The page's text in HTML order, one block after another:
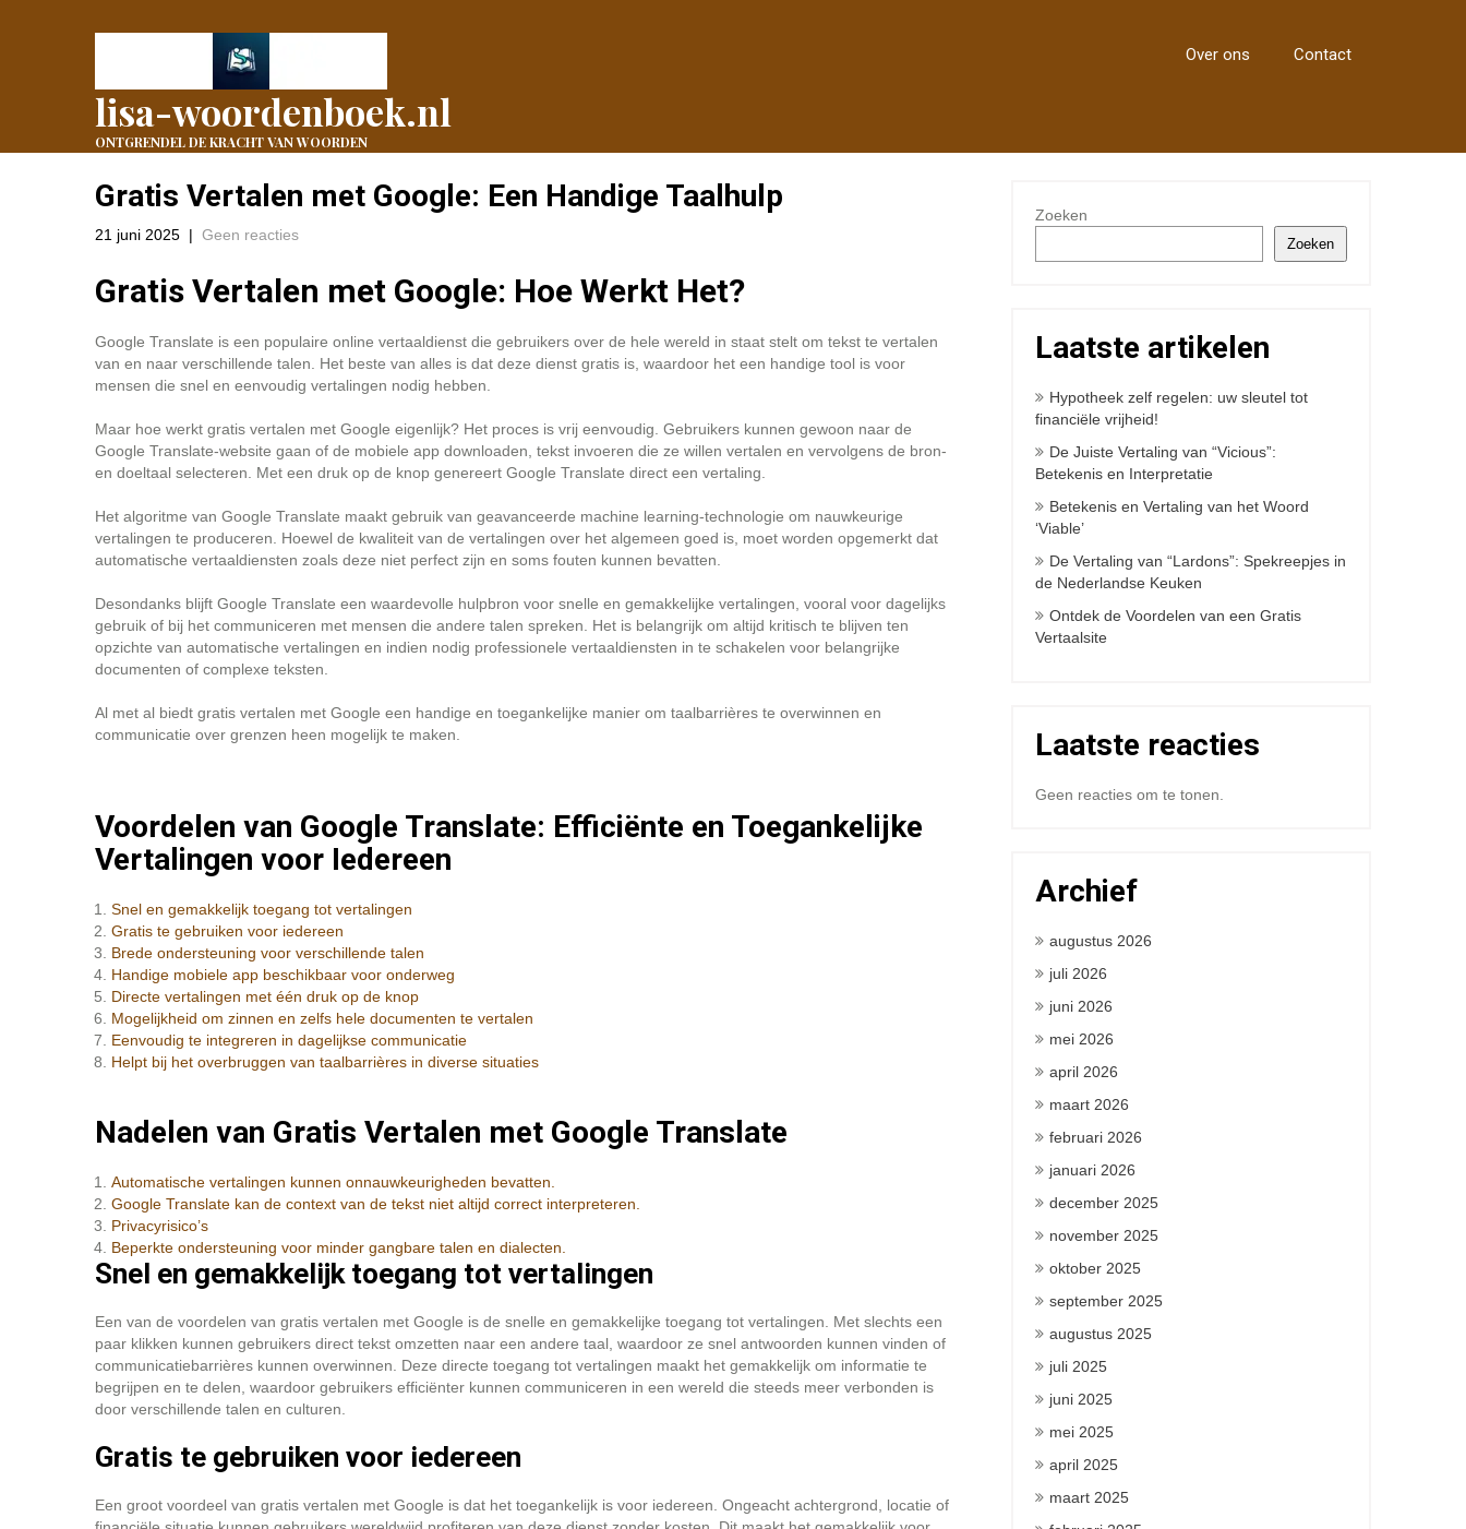
lisa-woordenboek.nl
ONTGRENDEL DE KRACHT VAN WOORDEN
Over ons Contact
Gratis Vertalen met Google: Een Handige Taalhulp
21 juni 2025 | Geen reacties
Gratis Vertalen met Google: Hoe Werkt Het?
Google Translate is een populaire online vertaaldienst die gebruikers over de hele wereld in staat stelt om tekst te vertalen
van en naar verschillende talen. Het beste van alles is dat deze dienst gratis is, waardoor het een handige tool is voor
mensen die snel en eenvoudig vertalingen nodig hebben.
Maar hoe werkt gratis vertalen met Google eigenlijk? Het proces is vrij eenvoudig. Gebruikers kunnen gewoon naar de
Google Translate-website gaan of de mobiele app downloaden, tekst invoeren die ze willen vertalen en vervolgens de bron-
en doeltaal selecteren. Met een druk op de knop genereert Google Translate direct een vertaling.
Het algoritme van Google Translate maakt gebruik van geavanceerde machine learning-technologie om nauwkeurige
vertalingen te produceren. Hoewel de kwaliteit van de vertalingen over het algemeen goed is, moet worden opgemerkt dat
automatische vertaaldiensten zoals deze niet perfect zijn en soms fouten kunnen bevatten.
Desondanks blijft Google Translate een waardevolle hulpbron voor snelle en gemakkelijke vertalingen, vooral voor dagelijks
gebruik of bij het communiceren met mensen die andere talen spreken. Het is belangrijk om altijd kritisch te blijven ten
opzichte van automatische vertalingen en indien nodig professionele vertaaldiensten in te schakelen voor belangrijke
documenten of complexe teksten.
Al met al biedt gratis vertalen met Google een handige en toegankelijke manier om taalbarrières te overwinnen en
communicatie over grenzen heen mogelijk te maken.
Voordelen van Google Translate: Efficiënte en Toegankelijke
Vertalingen voor Iedereen
Snel en gemakkelijk toegang tot vertalingen
Gratis te gebruiken voor iedereen
Brede ondersteuning voor verschillende talen
Handige mobiele app beschikbaar voor onderweg
Directe vertalingen met één druk op de knop
Mogelijkheid om zinnen en zelfs hele documenten te vertalen
Eenvoudig te integreren in dagelijkse communicatie
Helpt bij het overbruggen van taalbarrières in diverse situaties
Nadelen van Gratis Vertalen met Google Translate
Automatische vertalingen kunnen onnauwkeurigheden bevatten.
Google Translate kan de context van de tekst niet altijd correct interpreteren.
Privacyrisico’s
Beperkte ondersteuning voor minder gangbare talen en dialecten.
Snel en gemakkelijk toegang tot vertalingen
Een van de voordelen van gratis vertalen met Google is de snelle en gemakkelijke toegang tot vertalingen. Met slechts een
paar klikken kunnen gebruikers direct tekst omzetten naar een andere taal, waardoor ze snel antwoorden kunnen vinden of
communicatiebarrières kunnen overwinnen. Deze directe toegang tot vertalingen maakt het gemakkelijk om informatie te
begrijpen en te delen, waardoor gebruikers efficiënter kunnen communiceren in een wereld die steeds meer verbonden is
door verschillende talen en culturen.
Gratis te gebruiken voor iedereen
Een groot voordeel van gratis vertalen met Google is dat het toegankelijk is voor iedereen. Ongeacht achtergrond, locatie of
Zoeken
Zoeken
Laatste artikelen
Hypotheek zelf regelen: uw sleutel tot
financiële vrijheid!
De Juiste Vertaling van “Vicious”:
Betekenis en Interpretatie
Betekenis en Vertaling van het Woord
‘Viable’
De Vertaling van “Lardons”: Spekreepjes in
de Nederlandse Keuken
Ontdek de Voordelen van een Gratis
Vertaalsite
Laatste reacties
Geen reacties om te tonen.
Archief
augustus 2026
juli 2026
juni 2026
mei 2026
april 2026
maart 2026
februari 2026
januari 2026
december 2025
november 2025
oktober 2025
september 2025
augustus 2025
juli 2025
juni 2025
mei 2025
april 2025
maart 2025